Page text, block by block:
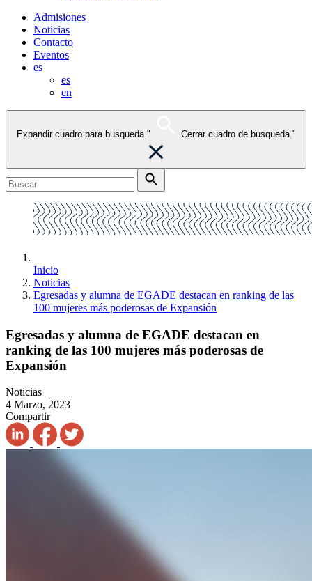
Admisiones
Noticias
Contacto
Eventos
es
es
en
Expandir cuadro para busqueda." Cerrar cuadro de busqueda."
Inicio
Noticias
Egresadas y alumna de EGADE destacan en ranking de las
100 mujeres más poderosas de Expansión
Egresadas y alumna de EGADE destacan en
ranking de las 100 mujeres más poderosas de
Expansión
Noticias
4 Marzo, 2023
Compartir